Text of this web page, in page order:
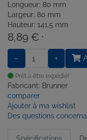
Longueur: 80 mm
Largeur: 80 mm
Hauteur: 141.5 mm
8,89 € *
− +
Prêt à être expédié!
Fabricant: Brunner
comparer
Ajouter à ma wishlist
Des questions